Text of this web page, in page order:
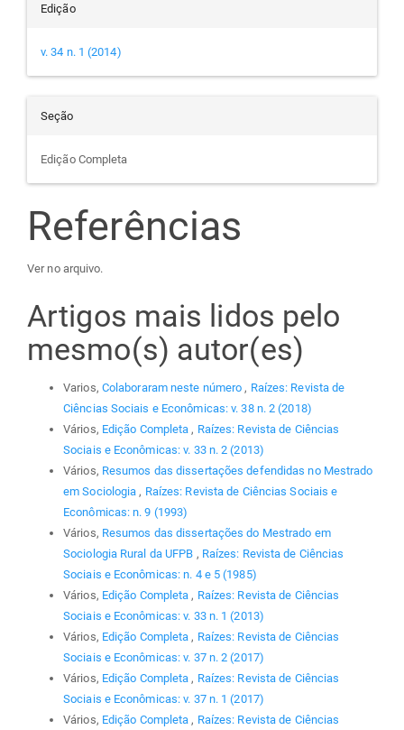
Edição
v. 34 n. 1 (2014)
Seção
Edição Completa
Referências
Ver no arquivo.
Artigos mais lidos pelo
mesmo(s) autor(es)
Varios, Colaboraram neste número , Raízes: Revista de
Ciências Sociais e Econômicas: v. 38 n. 2 (2018)
Vários, Edição Completa , Raízes: Revista de Ciências
Sociais e Econômicas: v. 33 n. 2 (2013)
Vários, Resumos das dissertações defendidas no Mestrado
em Sociologia , Raízes: Revista de Ciências Sociais e
Econômicas: n. 9 (1993)
Vários, Resumos das dissertações do Mestrado em
Sociologia Rural da UFPB , Raízes: Revista de Ciências
Sociais e Econômicas: n. 4 e 5 (1985)
Vários, Edição Completa , Raízes: Revista de Ciências
Sociais e Econômicas: v. 33 n. 1 (2013)
Vários, Edição Completa , Raízes: Revista de Ciências
Sociais e Econômicas: v. 37 n. 2 (2017)
Vários, Edição Completa , Raízes: Revista de Ciências
Sociais e Econômicas: v. 37 n. 1 (2017)
Vários, Edição Completa , Raízes: Revista de Ciências